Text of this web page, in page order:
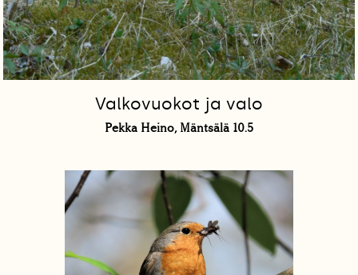
Valkovuokot ja valo
Pekka Heino, Mäntsälä 10.5